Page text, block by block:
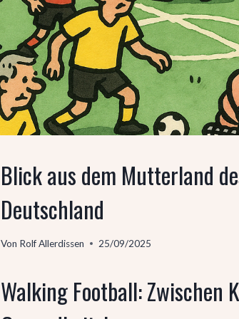
Blick aus dem Mutterland
Deutschland
Von Rolf Allerdissen 25/09/2025
Walking Football: Zwischen